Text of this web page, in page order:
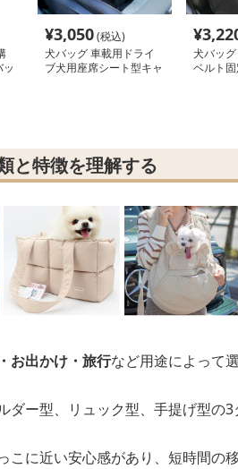
¥3,050(税込)
犬バッグ 車載用ドライ
ブ犬用座席シート型キャ
¥
犬バッ
ベルト
と特徴を理解する
お出かけ・旅行など用途によって
ダー型、リュック型、手提げ型の3
こに近い安心感があり、短時間の移